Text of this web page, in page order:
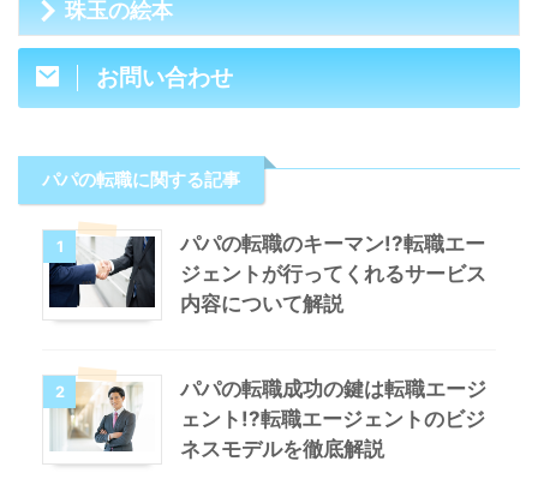
珠玉の絵本
お問い合わせ
パパの転職に関する記事
1
パパの転職のキーマン!?転職エー
ジェントが行ってくれるサービス
内容について解説
2
パパの転職成功の鍵は転職エージ
ェント!?転職エージェントのビジ
ネスモデルを徹底解説